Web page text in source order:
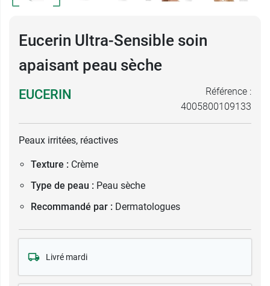
Eucerin Ultra-Sensible soin
apaisant peau sèche
EUCERIN
Référence :
4005800109133
Peaux irritées, réactives
Texture : Crème
Type de peau : Peau sèche
Recommandé par : Dermatologues
Livré mardi